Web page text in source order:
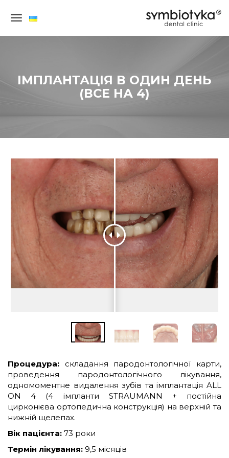
×
ДЛЯ
ДОРОСЛИХ
ДИТЯЧА
СТОМАТОЛОГІЯ
ПРО
НАС
ЦІНИ
КОНТАКТИ
ІМПЛАНТАЦІЯ В ОДИН ДЕНЬ
(ВСЕ НА 4)
Процедура: складання пародонтологічної карти,
проведення пародонтологічного лікування,
одномоментне видалення зубів та імплантація ALL
ON 4 (4 імпланти STRAUMANN + постійна
цирконієва ортопедична конструкція) на верхній та
нижній щелепах.
Вік пацієнта: 73 роки
Термін лікування: 9,5 місяців